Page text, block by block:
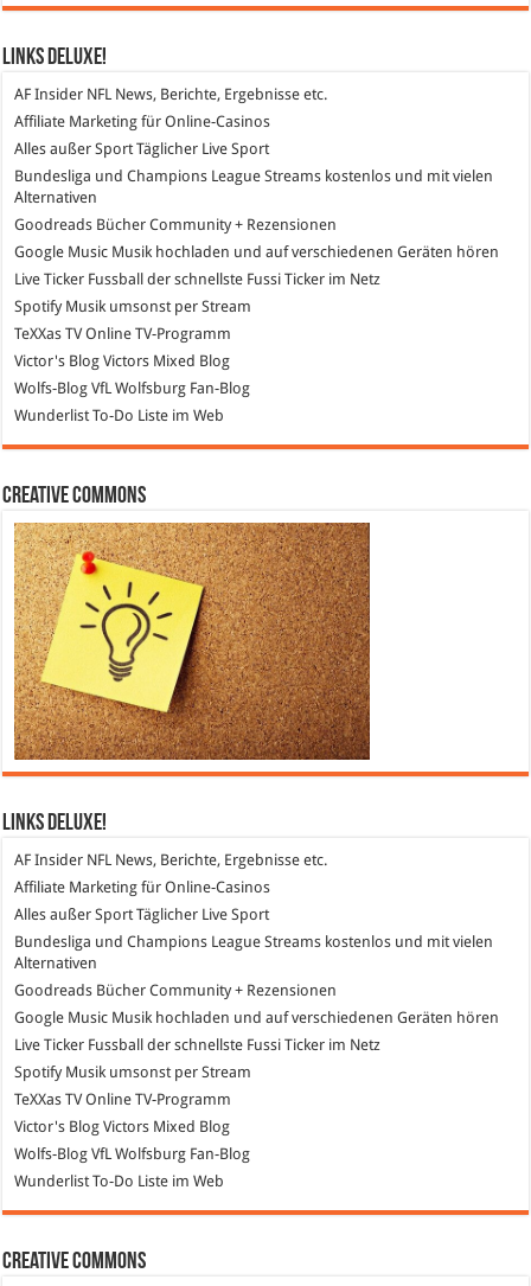
Links DeLuXe!
AF Insider NFL News, Berichte, Ergebnisse etc.
Affiliate Marketing für Online-Casinos
Alles außer SportTäglicher Live Sport
Bundesliga und Champions League Streams kostenlos und mit vielen
Alternativen
Goodreads Bücher Community + Rezensionen
Google Music Musik hochladen und auf verschiedenen Geräten hören
Live Ticker Fussball
der schnellste Fussi Ticker im Netz
SpotifyMusik umsonst per Stream
TeXXas TVOnline TV-Programm
Victor's Blog Victors Mixed Blog
Wolfs-Blog VfL Wolfsburg Fan-Blog
WunderlistTo-Do Liste im Web
Creative Commons
Links DeLuXe!
AF Insider NFL News, Berichte, Ergebnisse etc.
Affiliate Marketing für Online-Casinos
Alles außer Sport Täglicher Live Sport
Bundesliga und Champions League Streams kostenlos und mit vielen
Alternativen
Goodreads Bücher Community + Rezensionen
Google Music Musik hochladen und auf verschiedenen Geräten hören
Live Ticker Fussball der schnellste Fussi Ticker im Netz
SpotifyMusik umsonst per Stream
TeXXas TVOnline TV-Programm
Victor's Blog Victors Mixed Blog
Wolfs-Blog VfL Wolfsburg Fan-Blog
Wunderlist To-Do Liste im Web
Creative Commons